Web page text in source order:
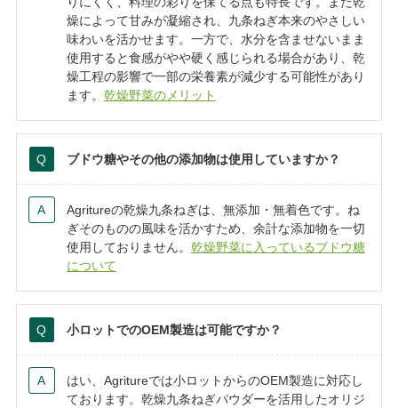
燥によって甘みが凝縮され、九条ねぎ本来のやさしい
味わいを活かせます。一方で、水分を含ませないまま
使用すると食感がやや硬く感じられる場合があり、乾
燥工程の影響で一部の栄養素が減少する可能性があり
ます。 乾燥野菜のメリット
ブドウ糖やその他の添加物は使用していますか？
Agritureの乾燥九条ねぎは、無添加・無着色です。ね
ぎそのものの風味を活かすため、余計な添加物を一切
使用しておりません。 乾燥野菜に入っているブドウ糖
について
小ロットでのOEM製造は可能ですか？
はい、Agritureでは小ロットからのOEM製造に対応し
ております。乾燥九条ねぎパウダーを活用したオリジ